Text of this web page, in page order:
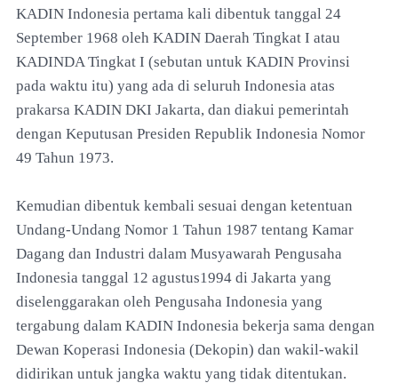
KADIN Indonesia pertama kali dibentuk tanggal 24
September 1968 oleh KADIN Daerah Tingkat I atau
KADINDA Tingkat I (sebutan untuk KADIN Provinsi
pada waktu itu) yang ada di seluruh Indonesia atas
prakarsa KADIN DKI Jakarta, dan diakui pemerintah
dengan Keputusan Presiden Republik Indonesia Nomor
49 Tahun 1973.
Kemudian dibentuk kembali sesuai dengan ketentuan
Undang-Undang Nomor 1 Tahun 1987 tentang Kamar
Dagang dan Industri dalam Musyawarah Pengusaha
Indonesia tanggal 12 agustus1994 di Jakarta yang
diselenggarakan oleh Pengusaha Indonesia yang
tergabung dalam KADIN Indonesia bekerja sama dengan
Dewan Koperasi Indonesia (Dekopin) dan wakil-wakil
didirikan untuk jangka waktu yang tidak ditentukan.